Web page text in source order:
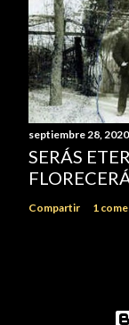
septiembre 28, 2020
SERÁS
Compartir 1